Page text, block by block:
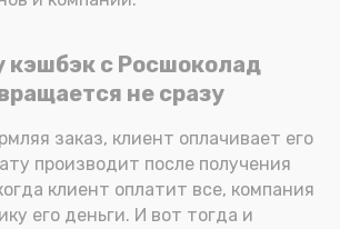
кэшбэк с Росшоколад
не сразу
заказ, клиент оплачивает его
производит после получения
клиент оплатит все, компания
его деньги. И вот тогда и